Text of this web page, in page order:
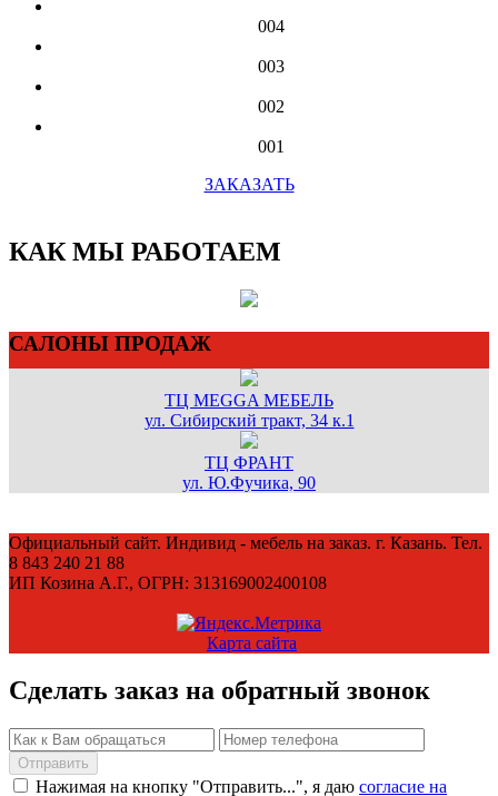
004
003
002
001
ЗАКАЗАТЬ
КАК МЫ РАБОТАЕМ
САЛОНЫ ПРОДАЖ
ТЦ MEGGA МЕБЕЛЬ
ул. Сибирский тракт, 34 к.1
ТЦ ФРАНТ
ул. Ю.Фучика, 90
Официальный сайт. Индивид - мебель на заказ. г. Казань. Тел.
8 843 240 21 88
ИП Козина А.Г., ОГРН: 313169002400108
Карта сайта
Сделать заказ на обратный звонок
Нажимая на кнопку "Отправить...", я даю согласие на